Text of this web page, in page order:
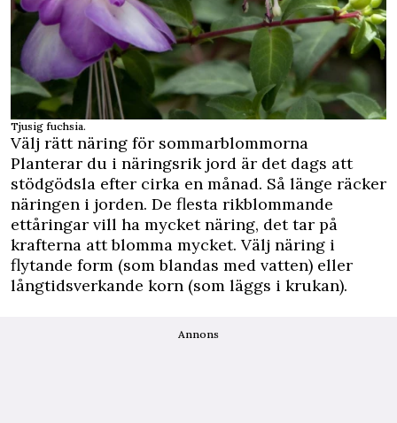
Tjusig fuchsia.
Välj rätt näring för sommarblommorna
Planterar du i näringsrik jord är det dags att
stödgödsla efter cirka en månad. Så länge räcker
näringen i jorden. De flesta rikblommande
ettåringar vill ha mycket näring, det tar på
krafterna att blomma mycket. Välj näring i
flytande form (som blandas med vatten) eller
långtidsverkande korn (som läggs i krukan).
Annons